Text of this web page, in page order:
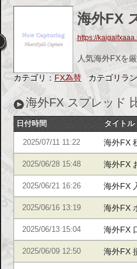
み
ん
な
の
お
金
儲
け
ア
ン
テ
ナ
海外FX
https://
人気海外FXを
カテゴリ： FX為替 カテゴリラ
海外FX スプレッド
日付時間 タイトル
2025/07/11 11:22 海外FX
2025/06/28 15:48 海外FX
2025/06/21 16:26 海外FX
2025/06/16 13:19 海外FX
2025/06/13 15:04 海外FX
2025/06/09 12:50 海外FX